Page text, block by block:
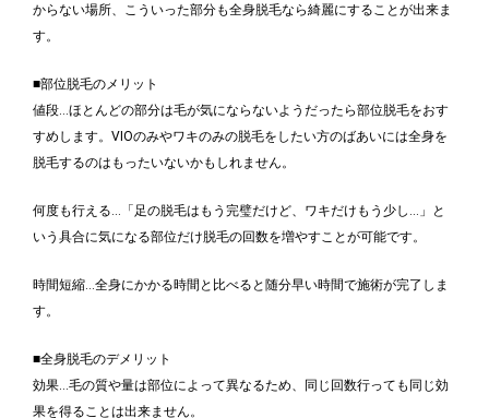
からない場所、こういった部分も全身脱毛なら綺麗にすることが出来ま
す。
■部位脱毛のメリット
値段…ほとんどの部分は毛が気にならないようだったら部位脱毛をおす
すめします。VIOのみやワキのみの脱毛をしたい方のばあいには全身を
脱毛するのはもったいないかもしれません。
何度も行える…「足の脱毛はもう完璧だけど、ワキだけもう少し…」と
いう具合に気になる部位だけ脱毛の回数を増やすことが可能です。
時間短縮…全身にかかる時間と比べると随分早い時間で施術が完了しま
す。
■全身脱毛のデメリット
効果…毛の質や量は部位によって異なるため、同じ回数行っても同じ効
果を得ることは出来ません。